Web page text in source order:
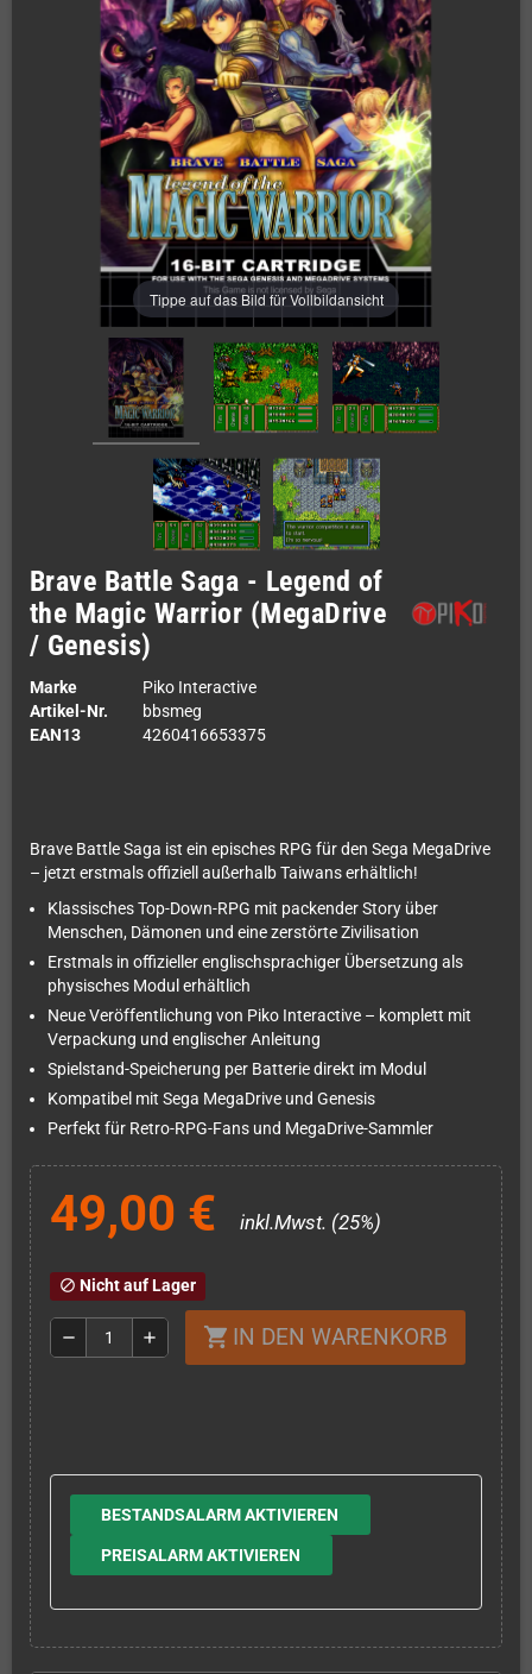
Tippe auf das Bild für Vollbildansicht
Brave Battle Saga - Legend of
the Magic Warrior (MegaDrive
/ Genesis)
Marke
Piko Interactive
Artikel-Nr.
bbsmeg
EAN13
4260416653375
Brave Battle Saga ist ein episches RPG für den Sega MegaDrive
– jetzt erstmals offiziell außerhalb Taiwans erhältlich!
Klassisches Top-Down-RPG mit packender Story über
Menschen, Dämonen und eine zerstörte Zivilisation
Erstmals in offizieller englischsprachiger Übersetzung als
physisches Modul erhältlich
Neue Veröffentlichung von Piko Interactive – komplett mit
Verpackung und englischer Anleitung
Spielstand-Speicherung per Batterie direkt im Modul
Kompatibel mit Sega MegaDrive und Genesis
Perfekt für Retro-RPG-Fans und MegaDrive-Sammler
49,00 € inkl.Mwst. (25%)
block Nicht auf Lager
remove add shopping_cart IN DEN WARENKORB
BESTANDSALARM AKTIVIEREN
PREISALARM AKTIVIEREN